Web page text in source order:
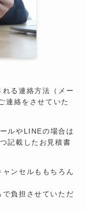
る連絡方法（メー
連絡をさせていた
ルやLINEの場合は
記載したお見積書
ンセルももちろん
負担させていただ